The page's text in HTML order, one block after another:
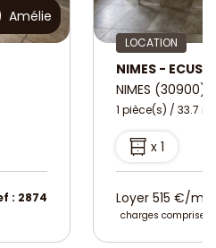
Amélie
: 2874
LOCATION
NIMES -
NIMES (30900)
1 pièce(s) / 33.7 m²
x 1
Loyer 515 €/
charges comprises